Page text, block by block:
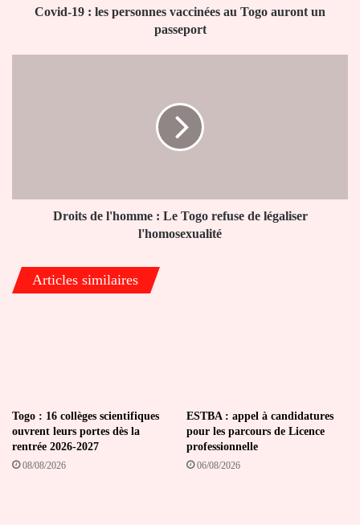
Covid-19 : les personnes vaccinées au Togo auront un
passeport
légaliser
l'homosexualitéDroits de l'homme : Le Togo refuse de légaliser
l'homosexualité
Articles similaires
Togo : 16 collèges scientifiques
ouvrent leurs portes dès la
rentrée 2026-2027
08/08/2026
ESTBA : appel à candidatures
pour les parcours de Licence
professionnelle
06/08/2026